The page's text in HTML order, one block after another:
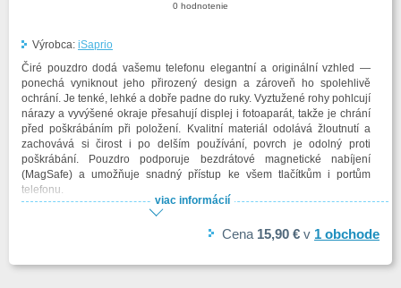
0 hodnotenie
Výrobca: iSaprio
Čiré pouzdro dodá vašemu telefonu elegantní a originální vzhled —
ponechá vyniknout jeho přirozený design a zároveň ho spolehlivě
ochrání. Je tenké, lehké a dobře padne do ruky. Vyztužené rohy pohlcují
nárazy a vyvýšené okraje přesahují displej i fotoaparát, takže je chrání
před poškrábáním při položení. Kvalitní materiál odolává žloutnutí a
zachovává si čirost i po delším používání, povrch je odolný proti
poškrábání. Pouzdro podporuje bezdrátové magnetické nabíjení
(MagSafe) a umožňuje snadný přístup ke všem tlačítkům i portům
telefonu.
viac informácií
Cena 15,90 € v 1 obchode